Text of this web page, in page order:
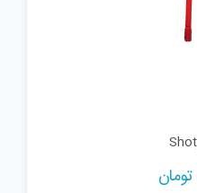
تومان